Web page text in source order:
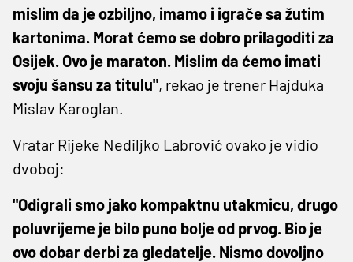
mislim da je ozbiljno, imamo i igrače sa žutim
kartonima. Morat ćemo se dobro prilagoditi za
Osijek. Ovo je maraton. Mislim da ćemo imati
svoju šansu za titulu", rekao je trener Hajduka
Mislav Karoglan.
Vratar Rijeke Nediljko Labrović ovako je vidio
dvoboj:
"Odigrali smo jako kompaktnu utakmicu, drugo
poluvrijeme je bilo puno bolje od prvog. Bio je
ovo dobar derbi za gledatelje. Nismo dovoljno